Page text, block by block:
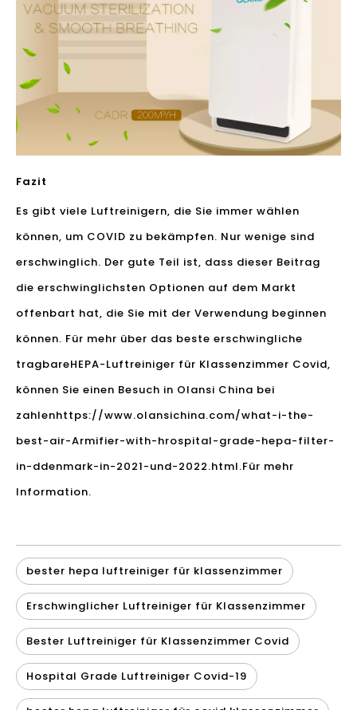
Fazit
Es gibt viele Luftreinigern, die Sie immer wählen
können, um COVID zu bekämpfen. Nur wenige sind
erschwinglich. Der gute Teil ist, dass dieser Beitrag
die erschwinglichsten Optionen auf dem Markt
offenbart hat, die Sie mit der Verwendung beginnen
können. Für mehr über das beste erschwingliche
tragbareHEPA-Luftreiniger für Klassenzimmer Covid,
können Sie einen Besuch in Olansi China bei
zahlenhttps://www.olansichina.com/what-i-the-
best-air-Armifier-with-hrospital-grade-hepa-filter-
in-ddenmark-in-2021-und-2022.html.Für mehr
Information.
bester hepa luftreiniger für klassenzimmer
Erschwinglicher Luftreiniger für Klassenzimmer
Bester Luftreiniger für Klassenzimmer Covid
Hospital Grade Luftreiniger Covid-19